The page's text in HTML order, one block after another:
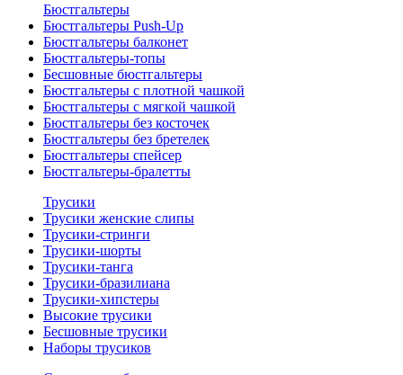
Бюстгальтеры
Бюстгальтеры Push-Up
Бюстгальтеры балконет
Бюстгальтеры-топы
Бесшовные бюстгальтеры
Бюстгальтеры с плотной чашкой
Бюстгальтеры с мягкой чашкой
Бюстгальтеры без косточек
Бюстгальтеры без бретелек
Бюстгальтеры спейсер
Бюстгальтеры-бралетты
Трусики
Трусики женские слипы
Трусики-стринги
Трусики-шорты
Трусики-танга
Трусики-бразилиана
Трусики-хипстеры
Высокие трусики
Бесшовные трусики
Наборы трусиков